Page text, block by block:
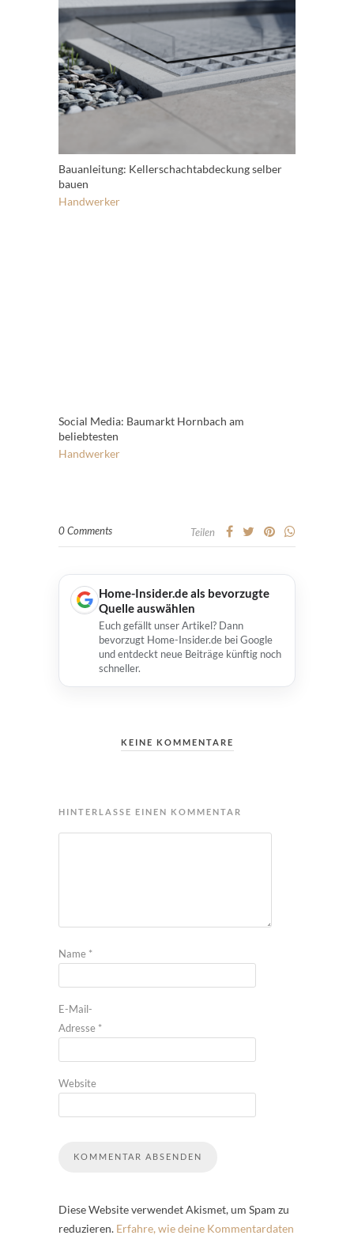
Bauanleitung: Kellerschachtabdeckung selber
bauen
Handwerker
Social Media: Baumarkt Hornbach am
beliebtesten
Handwerker
0 Comments Teilen
Home-Insider.de als bevorzugte
Quelle auswählen
Euch gefällt unser Artikel? Dann
bevorzugt Home-Insider.de bei Google
und entdeckt neue Beiträge künftig noch
schneller.
KEINE KOMMENTARE
HINTERLASSE EINEN KOMMENTAR
Name *
E-Mail-
Adresse *
Website
Diese Website verwendet Akismet, um Spam zu
reduzieren. Erfahre, wie deine Kommentardaten